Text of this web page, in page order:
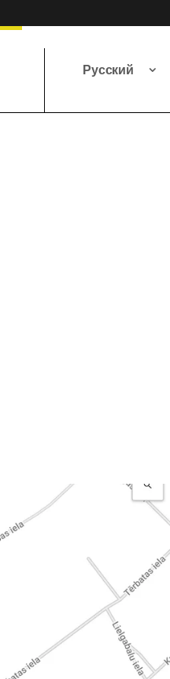
Русский